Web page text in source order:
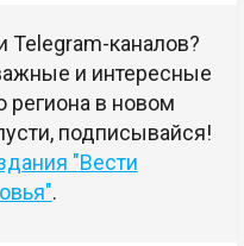
Telegram-каналов?
и интересные
региона в новом
подписывайся!
"Вести
.